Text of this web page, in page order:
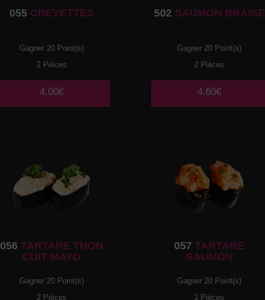
055 CREVETTES
Gagner 20 Point(s)
2 Pièces
4.00€
502 SAUMON BRAISE
Gagner 20 Point(s)
2 Pièces
4.60€
056 TARTARE THON
CUIT MAYO
Gagner 20 Point(s)
2 Pièces
057 TARTARE
SAUMON
Gagner 20 Point(s)
2 Pièces